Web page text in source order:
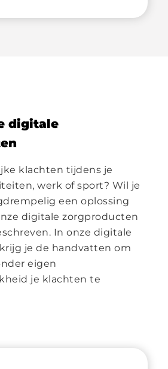
digitale
klachten tijdens je
werk of sport? Wil je
een oplossing
digitale zorgproducten
In onze digitale
je de handvatten om
eigen
je klachten te